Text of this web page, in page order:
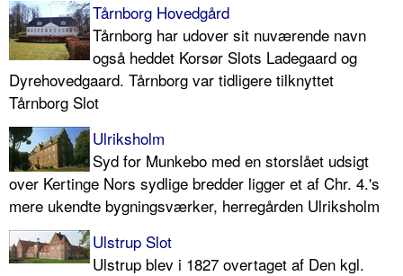
Tårnborg Hovedgård
Tårnborg har udover sit nuværende navn
også heddet Korsør Slots Ladegaard og
Dyrehovedgaard. Tårnborg var tidligere tilknyttet
Tårnborg Slot
Ulriksholm
Syd for Munkebo med en storslået udsigt
over Kertinge Nors sydlige bredder ligger et af Chr. 4.'s
mere ukendte bygningsværker, herregården Ulriksholm
Ulstrup Slot
Ulstrup blev i 1827 overtaget af Den kgl.